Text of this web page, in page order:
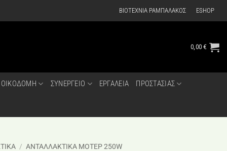
ΒΙΟΤΕΧΝΙΑ ΡΑΜΠΑΛΑΚΟΣ ESHOP
0,00€
ΟΙΚΟΔΟΜΗ ΣΥΝΕΡΓΕΙΟ ΕΡΓΑΛΕΙΑ ΠΡΟΣΤΑΣΙΑΣ
/ ΑΝΤΑΛΛΑΚΤΙΚΑ ΜΟΤΕΡ 250W